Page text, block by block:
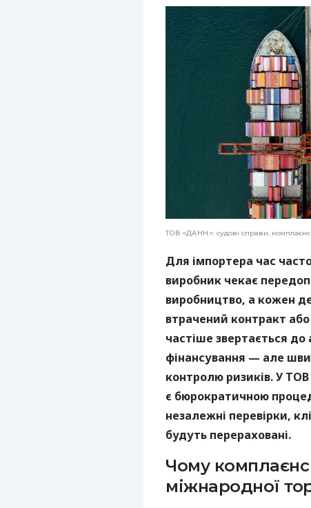
ТОВ «ДАНН.»: судові справи,
Для імпортера час
виробник чекає
виробництво, а кожен
втрачений контракт
частіше звертається
фінансування — але
контролю ризиків. У
є бюрократичною
незалежні перевірки,
будуть перераховані.
Чому
міжнародної